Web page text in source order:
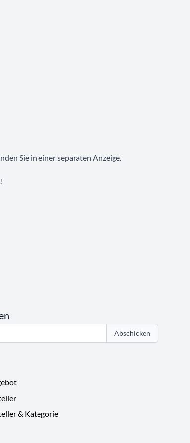
Sie in einer separaten Anzeige.
Abschicken
& Kategorie